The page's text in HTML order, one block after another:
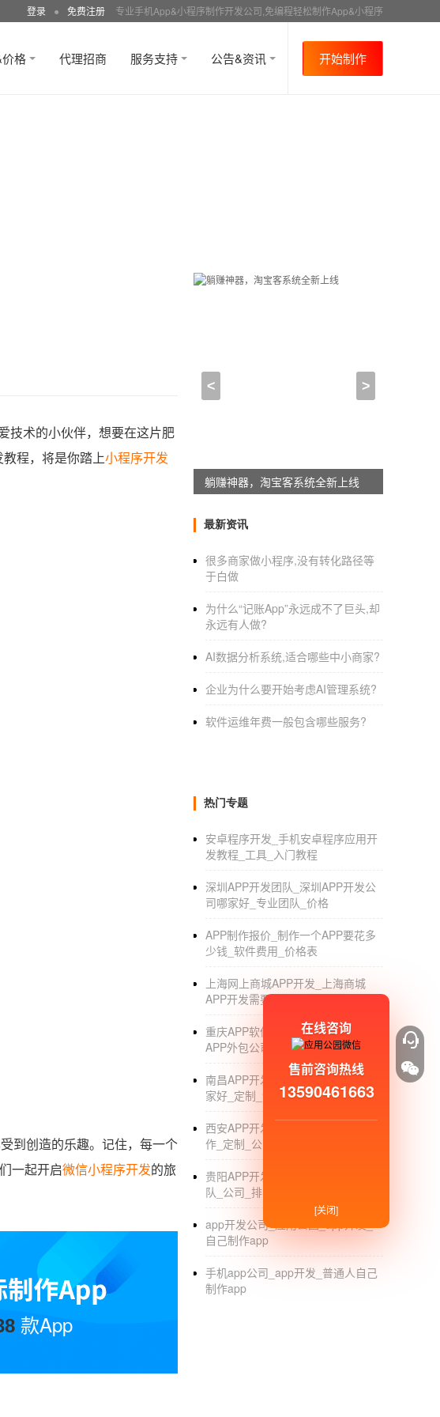
登录 ● 免费注册 专业手机App&小程序制作开发公司,免编程轻松制作App&小程序
格 代理招商 服务支持 公告&资讯 开始制作
技术的小伙伴，想要在这片肥
程，将是你踏上小程序开发
到创造的乐趣。记住，每一个
一起开启微信小程序开发的旅
款App
< >
躺赚神器，淘宝客系统全新上线
最新资讯
很多商家做小程序,没有转化路径等
于白做
为什么“记账App”永远成不了巨头,却
永远有人做?
AI数据分析系统,适合哪些中小商家?
企业为什么要开始考虑AI管理系统?
软件运维年费一般包含哪些服务?
热门专题
安卓程序开发_手机安卓程序应用开
发教程_工具_入门教程
深圳APP开发团队_深圳APP开发公
司哪家好_专业团队_价格
APP制作报价_制作一个APP要花多
少钱_软件费用_价格表
上海网上商城APP开发_上海商城
APP开发需要多少钱_制作周期_价格
重庆APP软件开发外包公司_重庆
APP外包公司_开发_制作_定制
南昌APP开发公司_南昌APP开发哪
家好_定制_制作外包_软件公司
西安APP开发公司_西安软件开发_制
作_定制_公司排名
贵阳APP开发公司_贵阳APP开发_团
队_公司_排名
app开发公司_应用公园_app开发_
自己制作app
手机app公司_app开发_普通人自己
制作app
在线咨询
售前咨询热线
13590461663
[关闭]